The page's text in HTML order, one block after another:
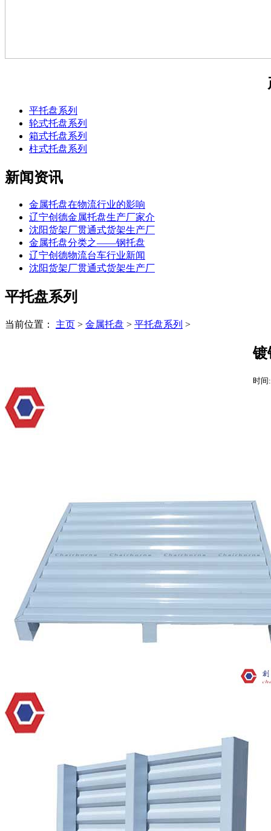
平托盘系列
轮式托盘系列
箱式托盘系列
柱式托盘系列
新闻资讯
金属托盘在物流行业的影响
辽宁创德金属托盘生产厂家介
沈阳货架厂贯通式货架生产厂
金属托盘分类之——钢托盘
辽宁创德物流台车行业新闻
沈阳货架厂贯通式货架生产厂
平托盘系列
当前位置： 主页 > 金属托盘 > 平托盘系列 >
镀
时间: